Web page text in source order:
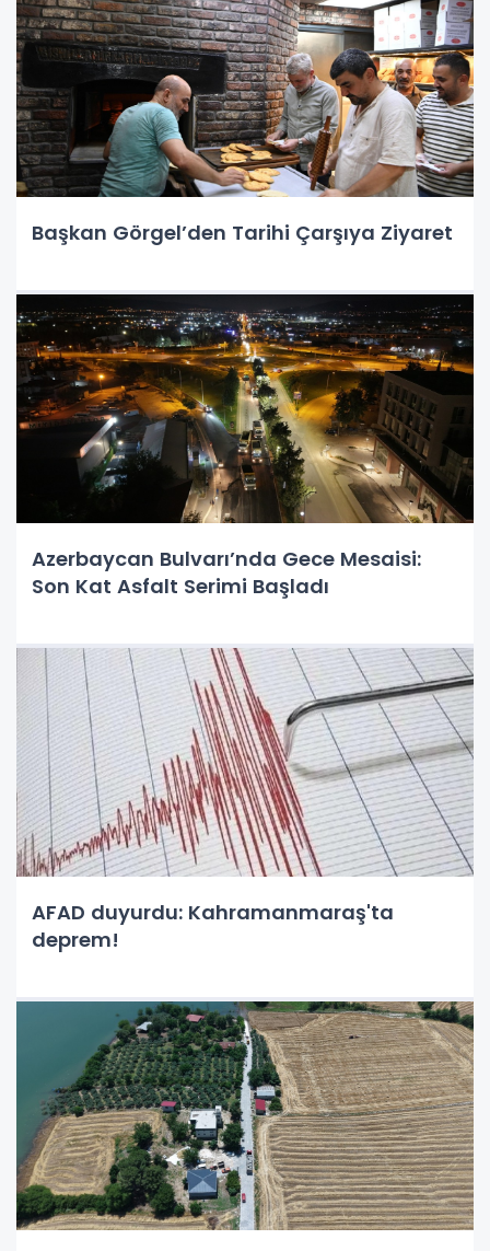
Başkan Görgel’den Tarihi Çarşıya Ziyaret
Azerbaycan Bulvarı’nda Gece Mesaisi:
Son Kat Asfalt Serimi Başladı
AFAD duyurdu: Kahramanmaraş'ta
deprem!